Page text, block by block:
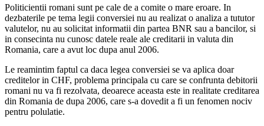
Politicientii romani sunt pe cale de a comite o mare eroare. In
dezbaterile pe tema legii conversiei nu au realizat o analiza a tututor
valutelor, nu au solicitat informatii din partea BNR sau a bancilor, si
in consecinta nu cunosc datele reale ale creditarii in valuta din
Romania, care a avut loc dupa anul 2006.
Le reamintim faptul ca daca legea conversiei se va aplica doar
creditelor in CHF, problema principala cu care se confrunta debitorii
romani nu va fi rezolvata, deoarece aceasta este in realitate creditarea
din Romania de dupa 2006, care s-a dovedit a fi un fenomen nociv
pentru polulatie.